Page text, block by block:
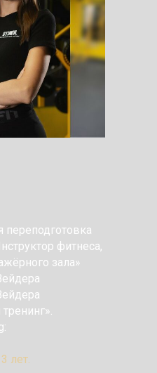
переподготовка
фитнеса,
зала»
лет.